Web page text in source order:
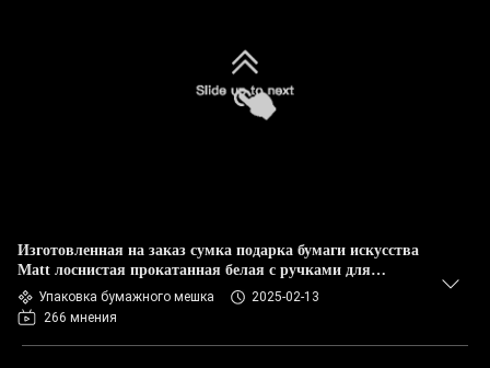
Изготовленная на заказ сумка подарка бумаги искусства
Matt лоснистая прокатанная белая с ручками для
покупок
Упаковка бумажного мешка
2025-02-13
266 мнения